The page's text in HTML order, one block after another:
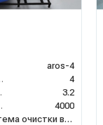
aros-4
(шт)
4
3.2
(л/ч)
4000
система очистки воды